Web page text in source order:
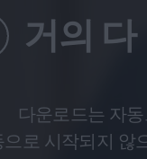
거의
다운로드는 자
으로 시작되지 않